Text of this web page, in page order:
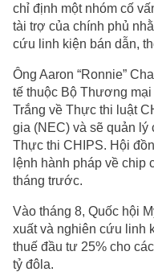
chỉ định một nhóm cố
tài trợ của chính phủ
cứu linh kiện bán dẫn,
Ông Aaron “Ronnie”
tế thuộc Bộ Thương
Trắng về Thực thi luật
gia (NEC) và sẽ quản lý
Thực thi CHIPS. Hội
lệnh hành pháp về chip
tháng trước.
Vào tháng 8, Quốc hội
xuất và nghiên cứu linh
thuế đầu tư 25% cho
tỷ đôla.